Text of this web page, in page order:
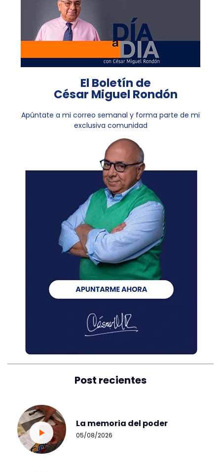
El Boletín de
César Miguel Rondón
Apúntate a mi correo semanal y forma parte de mi
exclusiva comunidad
Post recientes
La memoria del poder
05/08/2026